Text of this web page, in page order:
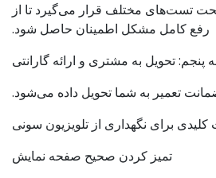
تست‌های مختلف قرار می‌گیرد تا از
رفع کامل مشکل اطمینان حاصل شود.
پنجم: تحویل به مشتری و ارائه گارانتی
تعمیر به شما تحویل داده می‌شود.
کلیدی برای نگهداری از تلویزیون سونی
تمیز کردن صحیح صفحه نمایش